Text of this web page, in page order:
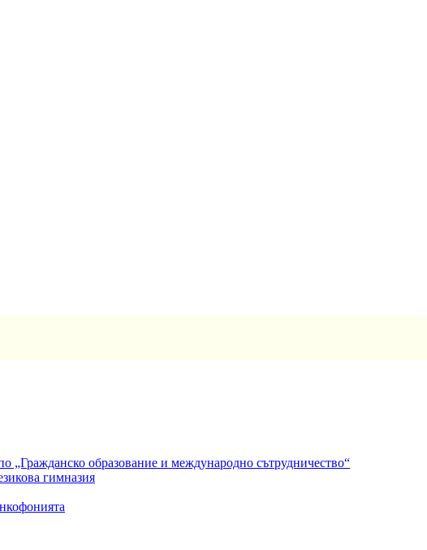
„Гражданско образование и международно сътрудничество“
гимназия